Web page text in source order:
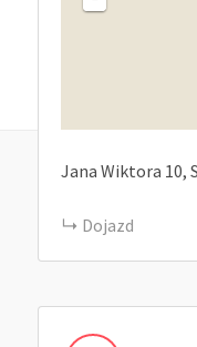
Jana Wiktora 10
Dojazd